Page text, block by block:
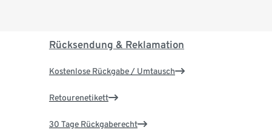
Rücksendung & Reklamation
Kostenlose Rückgabe / Umtausch
Retourenetikett
30 Tage Rückgaberecht